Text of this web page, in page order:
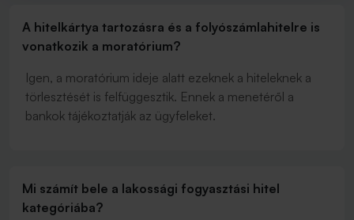
A hitelkártya tartozásra és a folyószámlahitelre is
vonatkozik a moratórium?
Igen, a moratórium ideje alatt ezeknek a hiteleknek a
törlesztését is felfüggesztik. Ennek a menetéről a
bankok tájékoztatják az ügyfeleket.
Mi számít bele a lakossági fogyasztási hitel
kategóriába?